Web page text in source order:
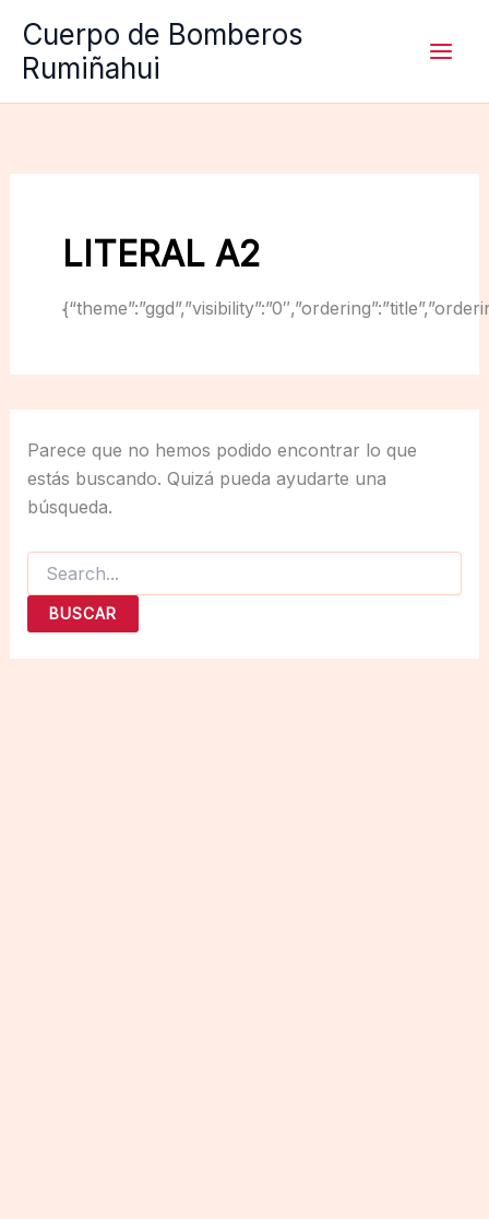
contenido
Cuerpo de Bomberos
Rumiñahui
LITERAL A2
Parece que no hemos podido encontrar lo que
estás buscando. Quizá pueda ayudarte una
búsqueda.
Buscar
por: